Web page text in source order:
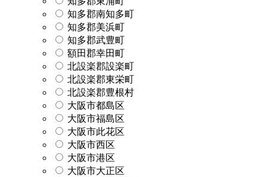
知多郡南知多町
知多郡美浜町
知多郡武豊町
額田郡幸田町
北設楽郡設楽町
北設楽郡東栄町
北設楽郡豊根村
大阪市都島区
大阪市福島区
大阪市此花区
大阪市西区
大阪市港区
大阪市大正区